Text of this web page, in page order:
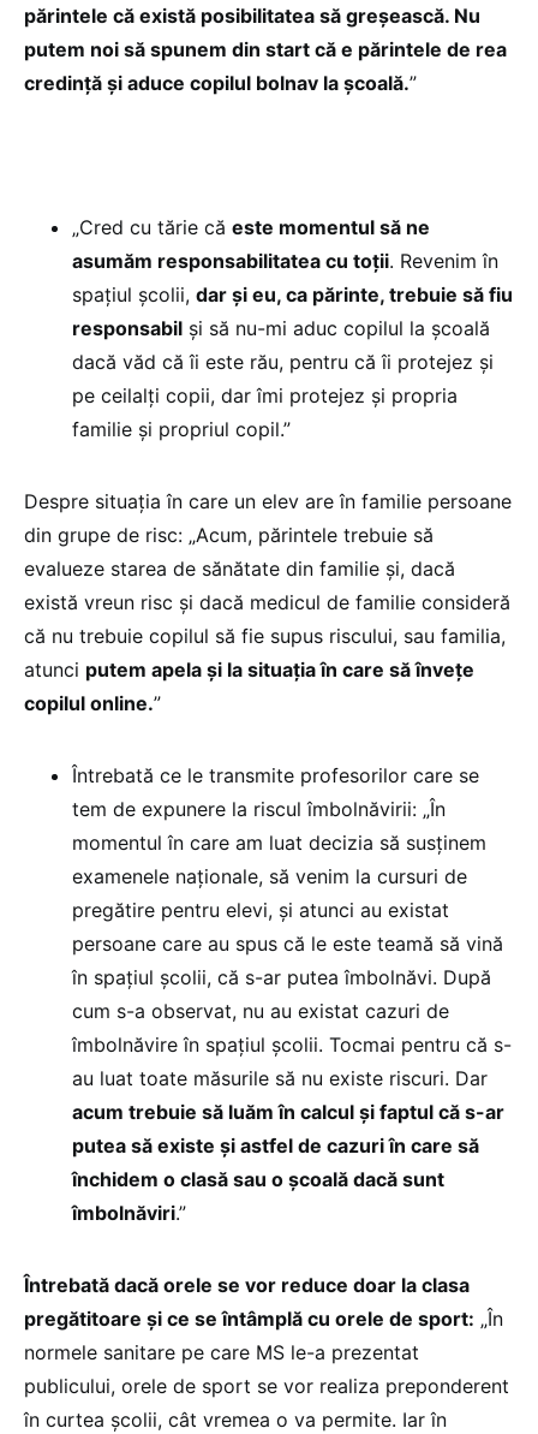
părintele că există posibilitatea să greșească. Nu
putem noi să spunem din start că e părintele de rea
credință și aduce copilul bolnav la școală.”
„Cred cu tărie că este momentul să ne
asumăm responsabilitatea cu toții. Revenim în
spațiul școlii, dar și eu, ca părinte, trebuie să fiu
responsabil și să nu-mi aduc copilul la școală
dacă văd că îi este rău, pentru că îi protejez și
pe ceilalți copii, dar îmi protejez și propria
familie și propriul copil.”
Despre situația în care un elev are în familie persoane
din grupe de risc: „Acum, părintele trebuie să
evalueze starea de sănătate din familie și, dacă
există vreun risc și dacă medicul de familie consideră
că nu trebuie copilul să fie supus riscului, sau familia,
atunci putem apela și la situația în care să învețe
copilul online.”
Întrebată ce le transmite profesorilor care se
tem de expunere la riscul îmbolnăvirii: „În
momentul în care am luat decizia să susținem
examenele naționale, să venim la cursuri de
pregătire pentru elevi, și atunci au existat
persoane care au spus că le este teamă să vină
în spațiul școlii, că s-ar putea îmbolnăvi. După
cum s-a observat, nu au existat cazuri de
îmbolnăvire în spațiul școlii. Tocmai pentru că s-
au luat toate măsurile să nu existe riscuri. Dar
acum trebuie să luăm în calcul și faptul că s-ar
putea să existe și astfel de cazuri în care să
închidem o clasă sau o școală dacă sunt
îmbolnăviri.”
Întrebată dacă orele se vor reduce doar la clasa
pregătitoare și ce se întâmplă cu orele de sport: „În
normele sanitare pe care MS le-a prezentat
publicului, orele de sport se vor realiza preponderent
în curtea școlii, cât vremea o va permite. Iar în